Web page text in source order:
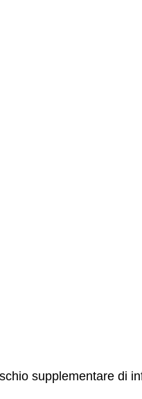
supplementare di